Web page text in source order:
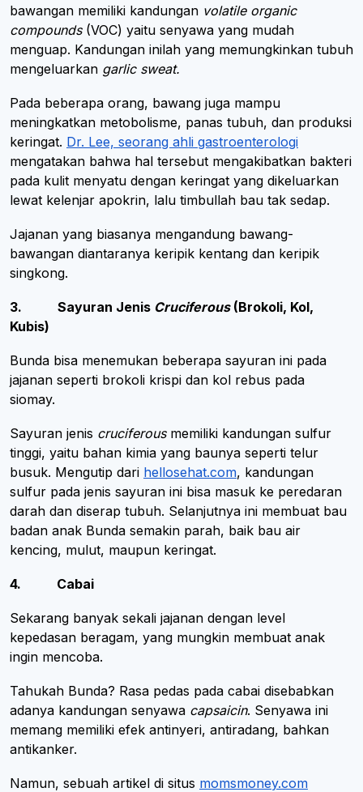
bawangan memiliki kandungan volatile organic
compounds (VOC) yaitu senyawa yang mudah
menguap. Kandungan inilah yang memungkinkan tubuh
mengeluarkan garlic sweat.
Pada beberapa orang, bawang juga mampu
meningkatkan metobolisme, panas tubuh, dan produksi
keringat. Dr. Lee, seorang ahli gastroenterologi
mengatakan bahwa hal tersebut mengakibatkan bakteri
pada kulit menyatu dengan keringat yang dikeluarkan
lewat kelenjar apokrin, lalu timbullah bau tak sedap.
Jajanan yang biasanya mengandung bawang-
bawangan diantaranya keripik kentang dan keripik
singkong.
3. Sayuran Jenis Cruciferous(Brokoli, Kol,
Kubis)
Bunda bisa menemukan beberapa sayuran ini pada
jajanan seperti brokoli krispi dan kol rebus pada
siomay.
Sayuran jenis cruciferousmemiliki kandungan sulfur
tinggi, yaitu bahan kimia yang baunya seperti telur
busuk. Mengutip dari hellosehat.com, kandungan
sulfur pada jenis sayuran ini bisa masuk ke peredaran
darah dan diserap tubuh. Selanjutnya ini membuat bau
badan anak Bunda semakin parah, baik bau air
kencing, mulut, maupun keringat.
4. Cabai
Sekarang banyak sekali jajanan dengan level
kepedasan beragam, yang mungkin membuat anak
ingin mencoba.
Tahukah Bunda? Rasa pedas pada cabai disebabkan
adanya kandungan senyawa capsaicin. Senyawa ini
memang memiliki efek antinyeri, antiradang, bahkan
antikanker.
Namun, sebuah artikel di situs momsmoney.com